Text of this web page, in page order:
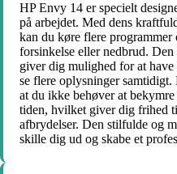
HP Envy 14 er specielt
på arbejdet. Med dens
kan du køre flere programmer
forsinkelse eller nedbrud.
giver dig mulighed for at
se flere oplysninger
at du ikke behøver at
tiden, hvilket giver dig frihed
afbrydelser. Den stilfulde og
skille dig ud og skabe et